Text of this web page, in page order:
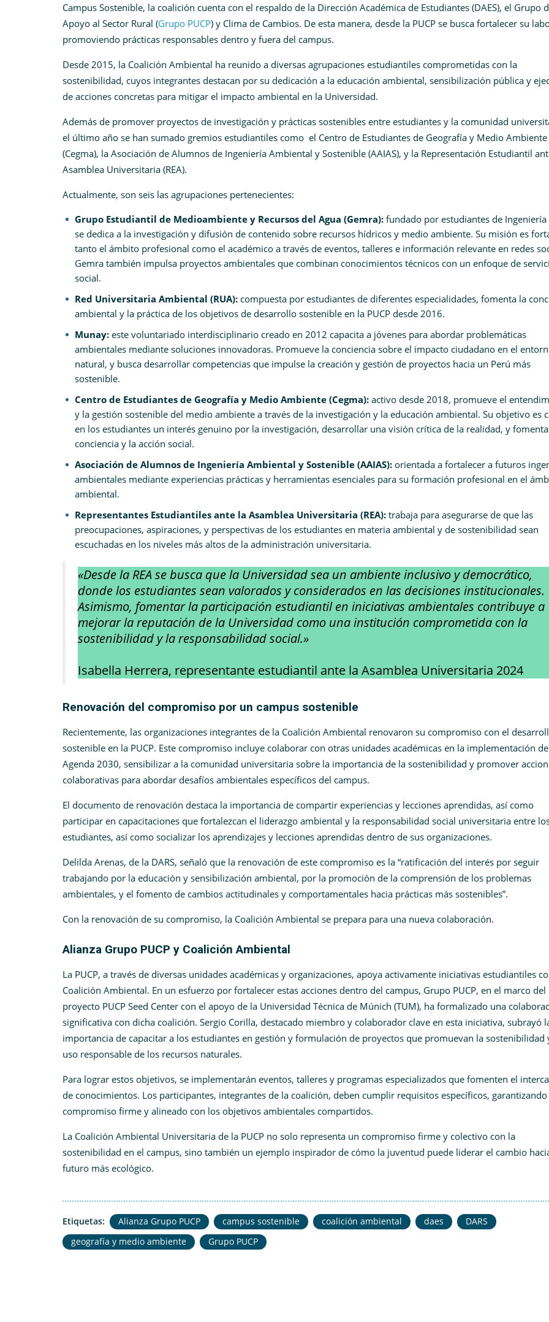
Campus Sostenible, la coalición cuenta con el respaldo de la Dirección Académica de Estudiantes (DAES), el Grupo
Apoyo al Sector Rural (Grupo PUCP) y Clima de Cambios. De esta manera, desde la PUCP se busca fortalecer su
promoviendo prácticas responsables dentro y fuera del campus.
Desde 2015, la Coalición Ambiental ha reunido a diversas agrupaciones estudiantiles comprometidas con la
sostenibilidad, cuyos integrantes destacan por su dedicación a la educación ambiental, sensibilización pública y
de acciones concretas para mitigar el impacto ambiental en la Universidad.
Además de promover proyectos de investigación y prácticas sostenibles entre estudiantes y la comunidad
el último año se han sumado gremios estudiantiles como el Centro de Estudiantes de Geografía y Medio Ambiente
(Cegma), la Asociación de Alumnos de Ingeniería Ambiental y Sostenible (AAIAS), y la Representación Estudiantil
Asamblea Universitaria (REA).
Actualmente, son seis las agrupaciones pertenecientes:
Grupo Estudiantil de Medioambiente y Recursos del Agua (Gemra): fundado por estudiantes de Ingeniería
se dedica a la investigación y difusión de contenido sobre recursos hídricos y medio ambiente. Su misión es
tanto el ámbito profesional como el académico a través de eventos, talleres e información relevante en redes
Gemra también impulsa proyectos ambientales que combinan conocimientos técnicos con un enfoque de
social.
Red Universitaria Ambiental (RUA): compuesta por estudiantes de diferentes especialidades, fomenta la
ambiental y la práctica de los objetivos de desarrollo sostenible en la PUCP desde 2016.
Munay: este voluntariado interdisciplinario creado en 2012 capacita a jóvenes para abordar problemáticas
ambientales mediante soluciones innovadoras. Promueve la conciencia sobre el impacto ciudadano en el
natural, y busca desarrollar competencias que impulse la creación y gestión de proyectos hacia un Perú más
sostenible.
Centro de Estudiantes de Geografía y Medio Ambiente (Cegma): activo desde 2018, promueve el
y la gestión sostenible del medio ambiente a través de la investigación y la educación ambiental. Su objetivo es
en los estudiantes un interés genuino por la investigación, desarrollar una visión crítica de la realidad, y
conciencia y la acción social.
Asociación de Alumnos de Ingeniería Ambiental y Sostenible (AAIAS): orientada a fortalecer a futuros
ambientales mediante experiencias prácticas y herramientas esenciales para su formación profesional en el
ambiental.
Representantes Estudiantiles ante la Asamblea Universitaria (REA): trabaja para asegurarse de que las
preocupaciones, aspiraciones, y perspectivas de los estudiantes en materia ambiental y de sostenibilidad sean
escuchadas en los niveles más altos de la administración universitaria.
«Desde la REA se busca que la Universidad sea un ambiente inclusivo y democrático,
donde los estudiantes sean valorados y considerados en las decisiones institucionales.
Asimismo, fomentar la participación estudiantil en iniciativas ambientales contribuye a
mejorar la reputación de la Universidad como una institución comprometida con la
sostenibilidad y la responsabilidad social.»
Isabella Herrera, representante estudiantil ante la Asamblea Universitaria 2024
Renovación del compromiso por un campus sostenible
Recientemente, las organizaciones integrantes de la Coalición Ambiental renovaron su compromiso con el
sostenible en la PUCP. Este compromiso incluye colaborar con otras unidades académicas en la implementación
Agenda 2030, sensibilizar a la comunidad universitaria sobre la importancia de la sostenibilidad y promover
colaborativas para abordar desafíos ambientales específicos del campus.
El documento de renovación destaca la importancia de compartir experiencias y lecciones aprendidas, así como
participar en capacitaciones que fortalezcan el liderazgo ambiental y la responsabilidad social universitaria entre
estudiantes, así como socializar los aprendizajes y lecciones aprendidas dentro de sus organizaciones.
Delilda Arenas, de la DARS, señaló que la renovación de este compromiso es la “ratificación del interés por seguir
trabajando por la educación y sensibilización ambiental, por la promoción de la comprensión de los problemas
ambientales, y el fomento de cambios actitudinales y comportamentales hacia prácticas más sostenibles”.
Con la renovación de su compromiso, la Coalición Ambiental se prepara para una nueva colaboración.
Alianza Grupo PUCP y Coalición Ambiental
La PUCP, a través de diversas unidades académicas y organizaciones, apoya activamente iniciativas estudiantiles
Coalición Ambiental. En un esfuerzo por fortalecer estas acciones dentro del campus, Grupo PUCP, en el marco del
proyecto PUCP Seed Center con el apoyo de la Universidad Técnica de Múnich (TUM), ha formalizado una
significativa con dicha coalición. Sergio Corilla, destacado miembro y colaborador clave en esta iniciativa, subrayó
importancia de capacitar a los estudiantes en gestión y formulación de proyectos que promuevan la sostenibilidad
uso responsable de los recursos naturales.
Para lograr estos objetivos, se implementarán eventos, talleres y programas especializados que fomenten el
de conocimientos. Los participantes, integrantes de la coalición, deben cumplir requisitos específicos, garantizando
compromiso firme y alineado con los objetivos ambientales compartidos.
La Coalición Ambiental Universitaria de la PUCP no solo representa un compromiso firme y colectivo con la
sostenibilidad en el campus, sino también un ejemplo inspirador de cómo la juventud puede liderar el cambio
futuro más ecológico.
Etiquetas: Alianza Grupo PUCP campus sostenible coalición ambiental daes
DARS
geografía y medio ambiente
Grupo PUCP